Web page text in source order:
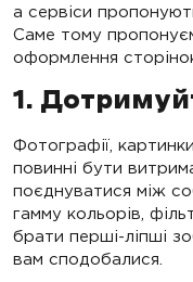
а сервіси
Саме тому
оформлення
1.
Фотографії,
повинні бути
поєднуватися між
гамму кольорів,
брати перші-ліпші
вам сподобалися.